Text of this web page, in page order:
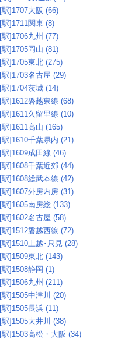
[駅]1707大阪 (66)
[駅]1711関東 (8)
[駅]1706九州 (77)
[駅]1705岡山 (81)
[駅]1705東北 (275)
[駅]1703名古屋 (29)
[駅]1704茨城 (14)
[駅]1612磐越東線 (68)
[駅]1611久留里線 (10)
[駅]1611高山 (165)
[駅]1610千葉県内 (21)
[駅]1609成田線 (46)
[駅]1608千葉近郊 (44)
[駅]1608総武本線 (42)
[駅]1607外房内房 (31)
[駅]1605南房総 (133)
[駅]1602名古屋 (58)
[駅]1512磐越西線 (72)
[駅]1510上越･只見 (28)
[駅]1509東北 (143)
[駅]1508静岡 (1)
[駅]1506九州 (211)
[駅]1505中津川 (20)
[駅]1505長浜 (11)
[駅]1505大井川 (38)
[駅]1503高松・大阪 (34)